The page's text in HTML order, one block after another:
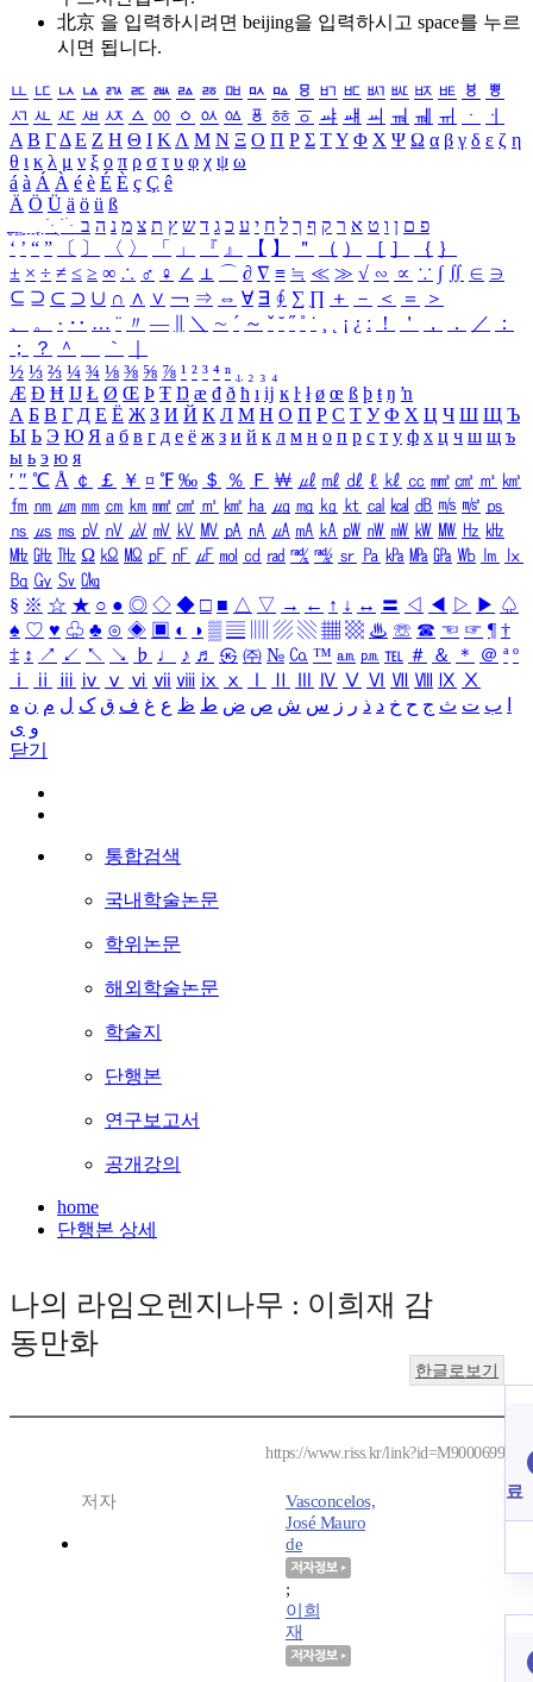
北京 을 입력하시려면 beijing을 입력하시고 space를 누르
시면 됩니다.
ㅥ ㅦ ㅧ ㅨ ㅩ ㅪ ㅫ ㅬ ㅭ ㅮ ㅯ ㅰ ㅱ ㅲ ㅳ ㅴ ㅵ ㅶ ㅷ ㅸ
ㅹ
ㅺ ㅻ ㅼ ㅽ ㅾ ㅿ ㆀ ㆁ ㆂ ㆃ ㆄ ㆅ ㆆ ㆇ ㆈ ㆉ ㆊ ㆋ ㆌ ㆍ
ㆎ
Α Β ΓΔ Ε Ζ Η Θ Ι ΚΛ Μ Ν Ξ Ο Π Ρ Σ ΤΥ Φ Χ Ψ Ω α β γ δ ε ζ η
θ ι κ λ μ ν ξ ο π ρ σ τ υ φ χ ψ ω
á à Á À é è É È ç Ç ê
Ä Ö Ü ä ö ü ß
ִֶֹ ֻּ ׁׂ פ ם ן ו ט א ר ק ף ך ל ח י ע כ ג ד ש ץ ת צ מ נ ה ב
‘ ’ “ ” 〔 〕 〈 〉 「 」 『 』 【 】 ＂ （ ） ［ ］ ｛ ｝
± × ÷ ≠ ≤ ≥ ∞ ∴ ♂ ♀ ∠ ⊥ ⌒ ∂ ∇ ≡ ≒ ≪ ≫ √ ∽ ∝ ∵ ∫ ∬ ∈ ∋
⊆ ⊇ ⊂ ⊃ ∪ ∩ ∧ ∨ ￢ ⇒ ⇔ ∀ ∃ ∮ ∑ ∏ ＋ － ＜ ＝
＞
、
。 · ‥ … ¨ 〃 ― ＼ ∼ ´ ～ ˇ ˘ ˝ ˚ ˙ ¸ ¡ ¿ ː ！ ＇ ， ． ／
：
；
？ ＾ ｀
½ ⅓ ⅔ ¼ ¾ ⅛ ⅜ ⅝ ⅞ ¹ ² ³ ⁴ ⁿ ₁ ₂ ₃ ₄
Æ Ð Ħ Ĳ Ł Ø Œ Þ Ŧ Ŋ æ đ ð ħ ı ĳ ĸ ŀ ł ø œ ß þ ŧ ŋ ŉ
А Б В Г Д Е Ё Ж З И Й К Л М Н О П Р С Т У Ф Х Ц Ч Ш Щ Ъ
Ы Ь Э Ю Я а б в г д е ё ж з и й к л м н о п р с т у ф х ц ч ш щ ъ
ы ь э ю я
′ ″ ℃ Å ￠ ￡ ￥ ¤ ℉ ‰ ＄ ％ Ｆ ￦ ㎕ ㎖ ㎗ ℓ ㎘ ㏄ ㎣ ㎤ ㎥ ㎦
㎙ ㎚ ㎛ ㎜ ㎝ ㎞ ㎟ ㎠ ㎡ ㎢ ㏊ ㎍ ㎎ ㎏ ㏏ ㎈ ㎉ ㏈ ㎧ ㎨ ㎰
㎱ ㎲ ㎳ ㎴ ㎵ ㎶ ㎷ ㎸ ㎹ ㎀ ㎁ ㎂ ㎃ ㎄ ㎺ ㎻ ㎽ ㎾ ㎿ ㎐ ㎑
㎒ ㎓ ㎔ Ω ㏀ ㏁ ㎊ ㎋ ㎌ ㏖ ㏅ ㎭ ㎮ ㎯ ㏛ ㎩ ㎪ ㎫ ㎬ ㏝ ㏐
㏓
㏃ ㏉ ㏜ ㏆
§ ※ ☆ ★ ○ ● ◎ ◇ ◆ □ ■ △ ▽ → ← ↑ ↓ ↔ 〓 ◁ ◀ ▷ ▶ ♤
♠ ♡ ♥ ♧ ♣ ⊙ ◈ ▣ ◐ ◑ ▒ ▤ ▨ ▧ ▦ ▩ ♨ ☏ ☎ ☜ ☞ ¶ †
‡ ↕ ↗ ↙ ↖ ↘ ♭ ♩ ♪ ♬ ㉿ ㈜ № ㏇ ™ ㏂ ㏘ ℡ ＃ ＆ ＊ ＠ ª º
ⅰ
ⅱ ⅲ ⅳ ⅴ ⅵ ⅶ ⅷ ⅸ ⅹ Ⅳ Ⅴ Ⅵ Ⅶ Ⅷ Ⅸ Ⅹ
ب ت ث ج ح خ د ذ ر ز س ش ص ض ط ظ ع غ ف ق ک ل م ن ه
و ی
닫기
통합검색
국내학술논문
학위논문
해외학술논문
학술지
단행본
연구보고서
공개강의
home
단행본 상세
나의 라임오렌지나무 : 이희재 감
동만화
한글로보기
https://www.riss.kr/link?id=M9000699
저자
Vasconcelos,
José Mauro
de
;
이희
재
료